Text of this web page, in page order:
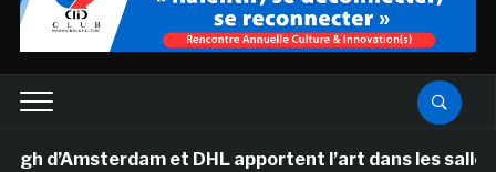
et DHL apportent l’art dans les salles de